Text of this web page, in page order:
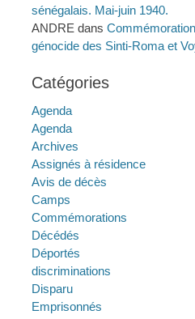
sénégalais. Mai-juin 1940.
ANDRE dans
génocide des Sinti-Roma et
Catégories
Agenda
Agenda
Archives
Assignés à résidence
Avis de décès
Camps
Commémorations
Décédés
Déportés
discriminations
Disparu
Emprisonnés